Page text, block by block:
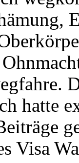
hatte
Visa